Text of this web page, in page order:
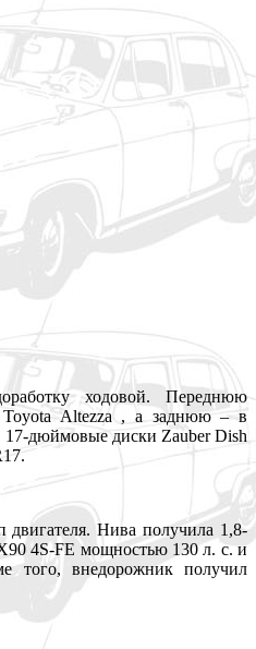
ходовой. Переднюю
Toyota Altezza , а заднюю – в
дюймовые диски Zauber Dish
Нива получила 1,8-
4S-FE мощностью 130 л. с. и
того, внедорожник получил